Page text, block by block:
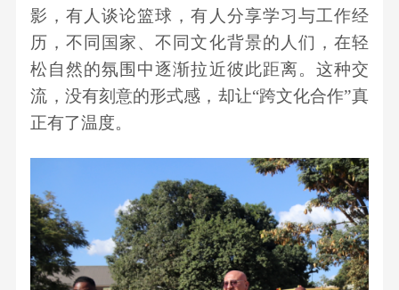
影，有人谈论篮球，有人分享学习与工作经
历，不同国家、不同文化背景的人们，在轻
松自然的氛围中逐渐拉近彼此距离。这种交
流，没有刻意的形式感，却让“跨文化合作”真
正有了温度。